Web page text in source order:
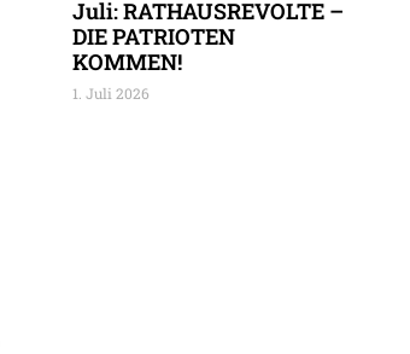
Juli: RATHAUSREVOLTE –
DIE PATRIOTEN
KOMMEN!
1. Juli 2026